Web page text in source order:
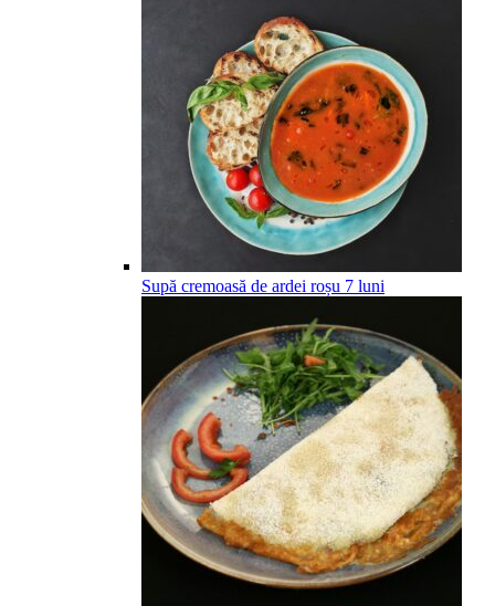
Supă cremoasă de ardei roșu 7 luni